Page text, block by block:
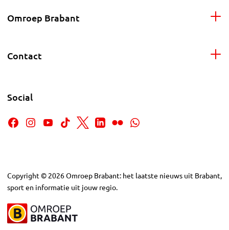
Omroep Brabant
Contact
Social
Copyright © 2026Omroep Brabant: het laatste nieuws uit Brabant,
sport en informatie uit jouw regio.